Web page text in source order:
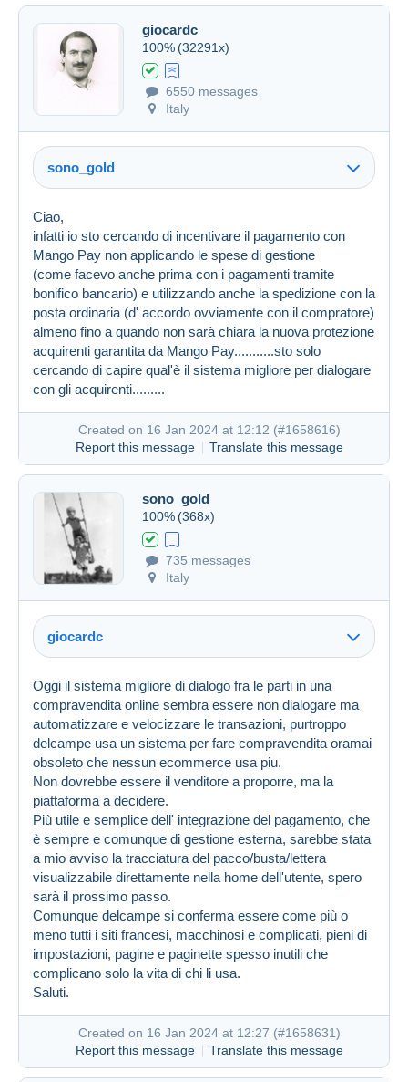
giocardc
100% (32291x)
6550 messages
Italy
sono_gold
Created on 16 Jan 2024 at 11:48 #1658586
Ciao,
infatti io sto cercando di incentivare il pagamento con
Mango Pay non applicando le spese di gestione
(come facevo anche prima con i pagamenti tramite
bonifico bancario) e utilizzando anche la spedizione con la
posta ordinaria (d' accordo ovviamente con il compratore)
almeno fino a quando non sarà chiara la nuova protezione
acquirenti garantita da Mango Pay...........sto solo
cercando di capire qual'è il sistema migliore per dialogare
con gli acquirenti.........
Created on 16 Jan 2024 at 12:12 (#1658616)
Report this message
Translate this message
sono_gold
100% (368x)
735 messages
Italy
giocardc
Created on 16 Jan 2024 at 12:12
Oggi il sistema migliore di dialogo fra le parti in una
compravendita online sembra essere non dialogare ma
automatizzare e velocizzare le transazioni, purtroppo
delcampe usa un sistema per fare compravendita oramai
obsoleto che nessun ecommerce usa piu.
Non dovrebbe essere il venditore a proporre, ma la
piattaforma a decidere.
Più utile e semplice dell' integrazione del pagamento, che
è sempre e comunque di gestione esterna, sarebbe stata
a mio avviso la tracciatura del pacco/busta/lettera
visualizzabile direttamente nella home dell'utente, spero
sarà il prossimo passo.
Comunque delcampe si conferma essere come più o
meno tutti i siti francesi, macchinosi e complicati, pieni di
impostazioni, pagine e paginette spesso inutili che
complicano solo la vita di chi li usa.
Saluti.
Created on 16 Jan 2024 at 12:27 (#1658631)
Report this message
Translate this message